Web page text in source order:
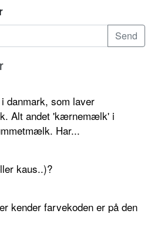
danmark, som laver
Alt andet 'kærnemælk' i
Har...
kaus..)?
kender farvekoden er på den